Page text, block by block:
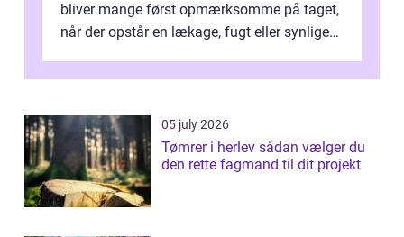
bliver mange først opmærksomme på taget,
når der opstår en lækage, fugt eller synlige
05 july 2026
Tømrer i herlev sådan vælger du
den rette fagmand til dit projekt